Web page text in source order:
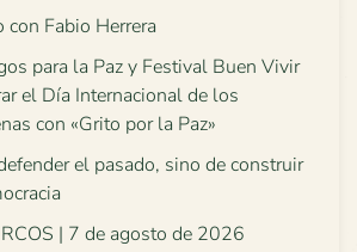
Fabio Herrera
para la Paz y Festival Buen Vivir
el Día Internacional de los
con «Grito por la Paz»
el pasado, sino de construir
| 7 de agosto de 2026